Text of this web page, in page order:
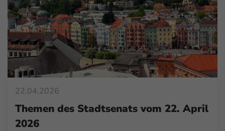
22.04.2026
Themen des Stadtsenats vom 22. April
2026